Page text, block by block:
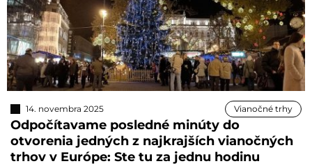
14. novembra 2025 Vianočné trhy
Odpočítavame posledné minúty do
otvorenia jedných z najkrajších vianočných
trhov v Európe: Ste tu za jednu hodinu